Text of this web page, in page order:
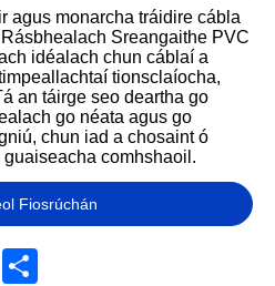
agus monarcha tráidire cábla
Sreangaithe PVC
idéalach chun cáblaí a
tionsclaíocha,
an táirge seo deartha go
go néata agus go
chun iad a chosaint ó
comhshaoil.
Fiosrúchán
LinkedIn